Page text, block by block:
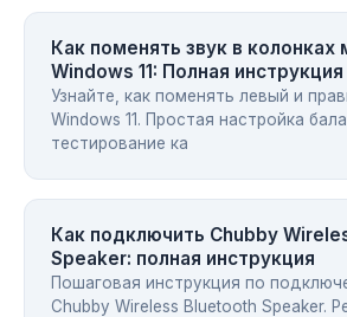
Как поменять звук в колонках
Windows 11: Полная инструкция
Узнайте, как поменять левый и
Windows 11. Простая настройка
тестирование ка
Как подключить Chubby
Speaker: полная инструкция
Пошаговая инструкция по
Chubby Wireless Bluetooth Speaker.